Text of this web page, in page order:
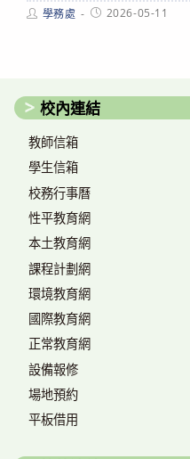
Post學務處
Post2026-05-11
校內連結
教師信箱
學生信箱
校務行事曆
性平教育網
本土教育網
課程計劃網
環境教育網
國際教育網
正常教育網
設備報修
場地預約
平板借用